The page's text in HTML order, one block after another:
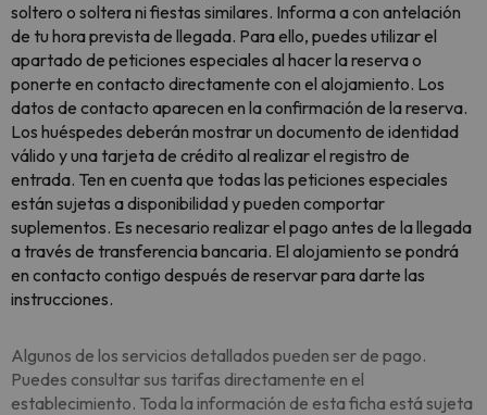
soltero o soltera ni fiestas similares. Informa a con antelación
de tu hora prevista de llegada. Para ello, puedes utilizar el
apartado de peticiones especiales al hacer la reserva o
ponerte en contacto directamente con el alojamiento. Los
datos de contacto aparecen en la confirmación de la reserva.
Los huéspedes deberán mostrar un documento de identidad
válido y una tarjeta de crédito al realizar el registro de
entrada. Ten en cuenta que todas las peticiones especiales
están sujetas a disponibilidad y pueden comportar
suplementos. Es necesario realizar el pago antes de la llegada
a través de transferencia bancaria. El alojamiento se pondrá
en contacto contigo después de reservar para darte las
instrucciones.
Algunos de los servicios detallados pueden ser de pago.
Puedes consultar sus tarifas directamente en el
establecimiento. Toda la información de esta ficha está sujeta